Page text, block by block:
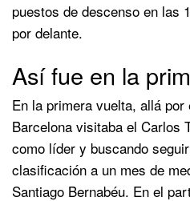
puestos de descenso en las
por delante.
Así fue en la
En la primera vuelta, allá
Barcelona visitaba el Carlos
como líder y buscando
clasificación a un mes de
Santiago Bernabéu. En el